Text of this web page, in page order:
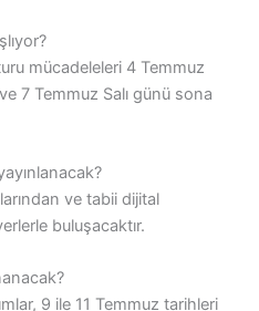
mücadeleleri 4 Temmuz
7 Temmuz Salı günü sona
ve tabii dijital
buluşacaktır.
9 ile 11 Temmuz tarihleri